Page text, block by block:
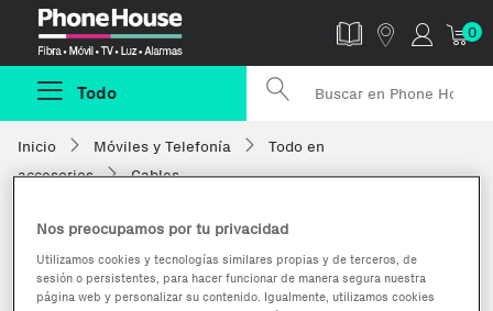
0
Todo
Inicio Móviles y Telefonía
Todo en
accesorios
Cables
Nos preocupamos por tu privacidad
Utilizamos cookies y tecnologías similares propias y de terceros, de
sesión o persistentes, para hacer funcionar de manera segura nuestra
página web y personalizar su contenido. Igualmente, utilizamos cookies